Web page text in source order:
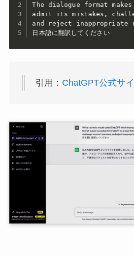
The dialogue format
admit its mistakes,
and reject inappropriate
日本語に翻訳してください
引用： ChatGPT公式サ